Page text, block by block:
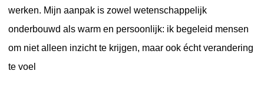
werken. Mijn aanpak is zowel wetenschappelijk
onderbouwd als warm en persoonlijk: ik begeleid mensen
om niet alleen inzicht te krijgen, maar ook écht verandering
te voel